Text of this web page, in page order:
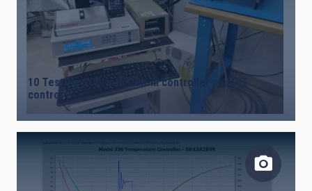
10 Testing CCD with Gen-III controller and P/T
control